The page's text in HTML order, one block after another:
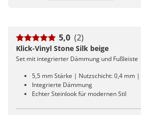
5,0 (2)
Klick-Vinyl Stone Silk beige
Set mit integrierter Dämmung und Fußleiste
5,5 mm Stärke | Nutzschicht: 0,4 mm |
Integrierte Dämmung
Echter Steinlook für modernen Stil